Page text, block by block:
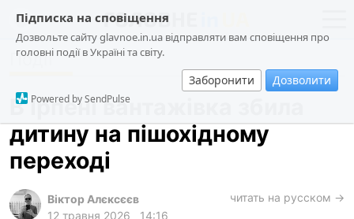
Підписка на сповіщення
Дозвольте сайту glavnoe.in.ua відправляти вам сповіщення про
головні події в Україні та світу.
Заборонити Дозволити
Powered by SendPulse
новини
про проєкт
суспільство
події
Події
В Ірпені вантажівка збила
дитину на пішохідному
переході
Віктор Алєксєєв
12 травня 2026
14:16
читать на русском →